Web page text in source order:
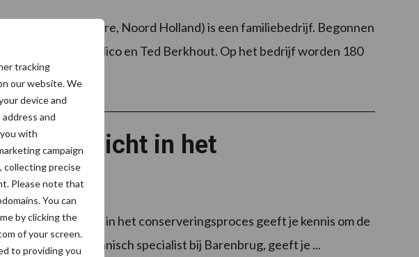
tracking
our website. We
device and
and
with
campaign
collecting precise
Please note that
You can
by clicking the
of your screen.
to providing you
en de Weere, Noord Holland) is een familiebedrijf. Begonnen
van zonen Nico en Ted Berkhout. Op het bedrijf worden 180
door inzicht in het
complex. Inzicht in het conserveringsproces geeft je kennis om de
der Sluis, technisch specialist bij Barenbrug, geeft je ...